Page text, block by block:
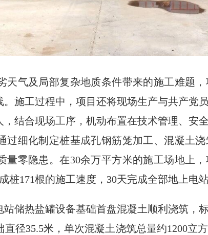
天气及局部复杂地质条件带来的施工难题
施工过程中，项目还将现场生产与共产党
结合现场工序，机动布置在技术管理、安
过细化制定桩基成孔钢筋笼加工、混凝土
量零隐患。在30余万平方米的施工场地上
桩171根的施工速度，30天完成全部地上电
储热盐罐设备基础首盘混凝土顺利浇筑，
径35.5米，单次混凝土浇筑总量约1200立